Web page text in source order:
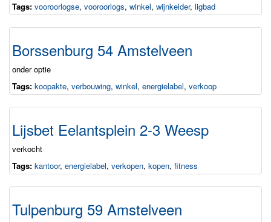
Tags: vooroorlogse, vooroorlogs, winkel, wijnkelder, ligbad
Borssenburg 54 Amstelveen
onder optie
Tags: koopakte, verbouwing, winkel, energielabel, verkoop
Lijsbet Eelantsplein 2-3 Weesp
verkocht
Tags: kantoor, energielabel, verkopen, kopen, fitness
Tulpenburg 59 Amstelveen